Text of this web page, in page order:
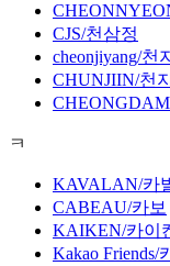
CJS/천삼정
cheonjiyang/천
CHUNJIIN/천
ㅋ
KAVALAN/카
CABEAU/카보
KAIKEN/카이
Kakao Friends/